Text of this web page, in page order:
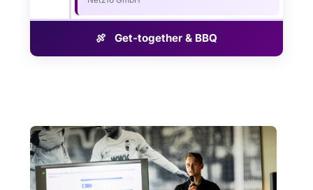
🍖 Get-together & BBQ